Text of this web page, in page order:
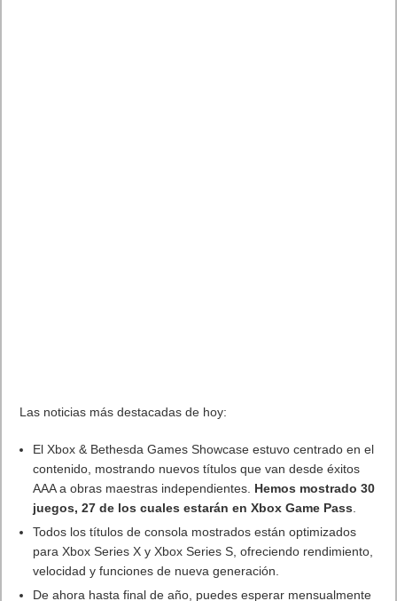
Las noticias más destacadas de hoy:
ElXbox & Bethesda Games Showcase estuvo centrado en el
contenido, mostrando nuevos títulos que van desde éxitos
AAA a obras maestras independientes. Hemos mostrado 30
juegos, 27 de los cuales estarán enXbox Game Pass.
Todos los títulos de consola mostrados están optimizados
paraXbox Series X yXbox Series S, ofreciendo rendimiento,
velocidad y funciones de nueva generación.
De ahora hasta final de año, puedes esperar mensualmente